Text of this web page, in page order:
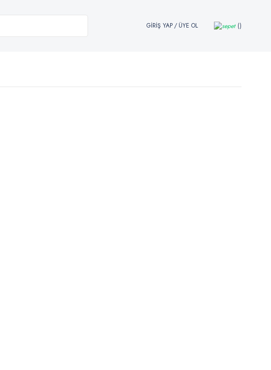
GİRİŞ YAP/ ÜYE OL